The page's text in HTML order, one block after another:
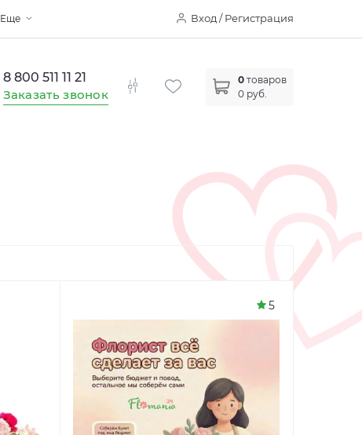
Вход / Регистрация
Еще
0 товаров
0 руб.
8 800 511 11 21
Заказать звонок
5